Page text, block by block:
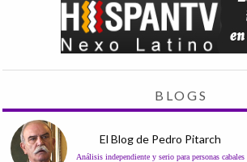
BLOGS
El Blog de Pedro Pitarch
Análisis independiente y serio para personas cabales